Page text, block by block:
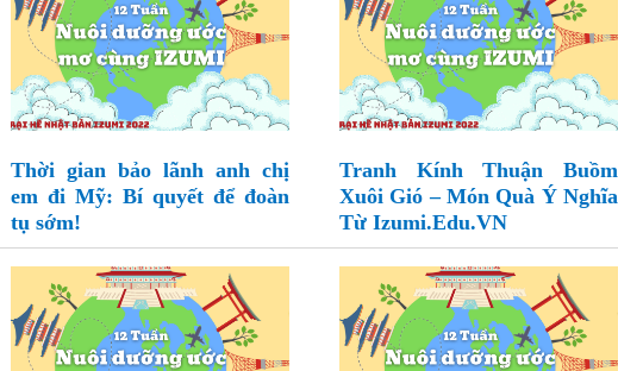
Thời gian bảo lãnh anh chị
em đi Mỹ: Bí quyết để đoàn
tụ sớm!
Tranh Kính Thuận Buồm
Xuôi Gió – Món Quà Ý Nghĩa
Từ Izumi.Edu.VN